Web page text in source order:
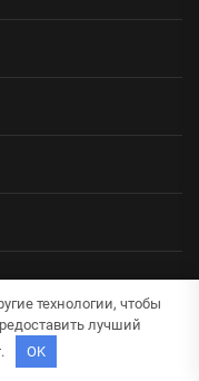
технологии, чтобы
лучший
OK